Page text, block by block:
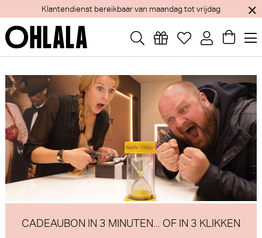
Jaarlijks verlof van 1 tem 15 augustus - Webshop blijft open
CADEAUBON IN 3 MINUTEN... OF IN 3 KLIKKEN